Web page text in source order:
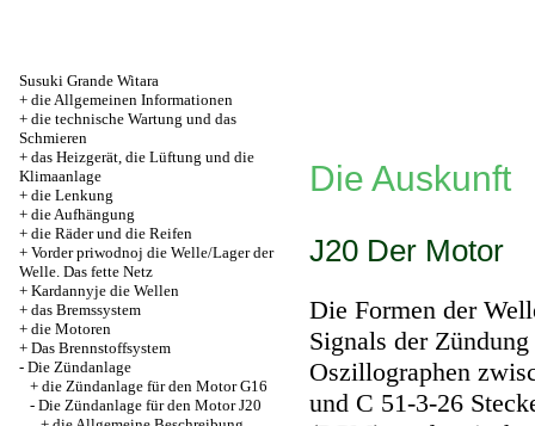
Susuki Grande Witara
+ die Allgemeinen Informationen
+ die technische Wartung und das
Schmieren
+ das Heizgerät, die Lüftung und die
Klimaanlage
+ die Lenkung
+ die Aufhängung
+ die Räder und die Reifen
+ Vorder priwodnoj die Welle/Lager der
Welle. Das fette Netz
+ Kardannyje die Wellen
+ das Bremssystem
+ die Motoren
+ Das Brennstoffsystem
- Die Zündanlage
+ die Zündanlage für den Motor G16
- Die Zündanlage für den Motor J20
Die Auskunft
J20 Der Motor
Die Formen der
Signals der
Oszillographen
und C 51-3-26